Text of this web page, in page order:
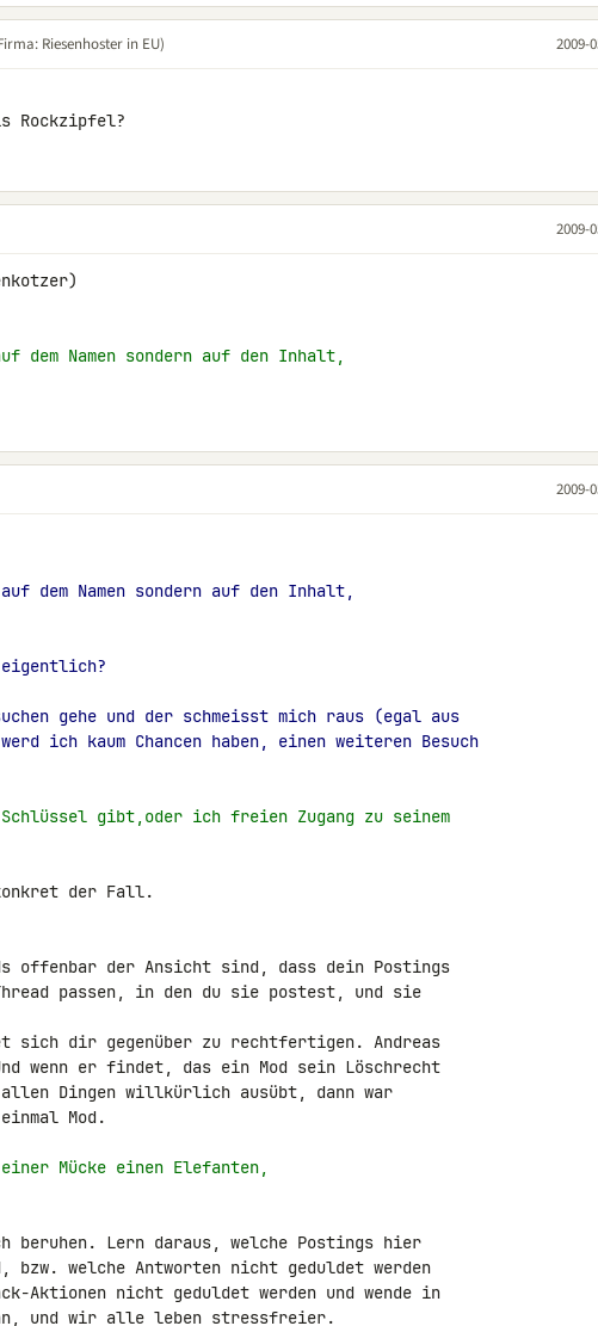
Riesenhoster in EU) 2009-
Rockzipfel?
2009-
dem Namen sondern auf den Inhalt,
2009-
dem Namen sondern auf den Inhalt,
gehe und der schmeisst mich raus (egal aus
ich kaum Chancen haben, einen weiteren Besuch
gibt,oder ich freien Zugang zu seinem
der Fall.
offenbar der Ansicht sind, dass dein Postings
passen, in den du sie postest, und sie
sich dir gegenüber zu rechtfertigen. Andreas
wenn er findet, das ein Mod sein Löschrecht
Dingen willkürlich ausübt, dann war
Mod.
Mücke einen Elefanten,
beruhen. Lern daraus, welche Postings hier
bzw. welche Antworten nicht geduldet werden
Aktionen nicht geduldet werden und wende in
und wir alle leben stressfreier.